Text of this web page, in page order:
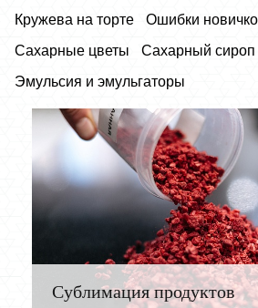
Кружева на торте
Ошибки
Сахарные цветы
Сахарный сироп
Эмульсия и эмульгаторы
Сублимация продуктов